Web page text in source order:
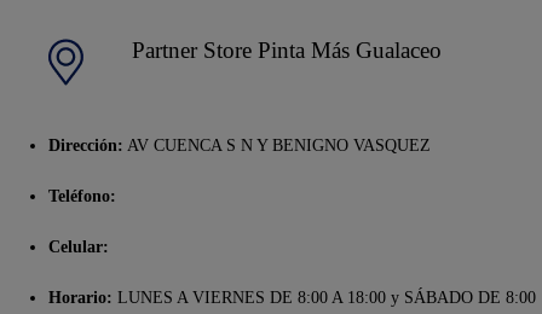
Partner Store Pinta Más Gualaceo
Dirección: AV CUENCA S N Y BENIGNO VASQUEZ
Teléfono:
Celular:
Horario: LUNES A VIERNES DE 8:00 A 18:00 y SÁBADO DE 8:00